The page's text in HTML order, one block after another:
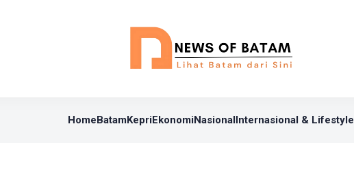
HomeBatamKepriEkonomiNasionalInternasional & Lifestyle